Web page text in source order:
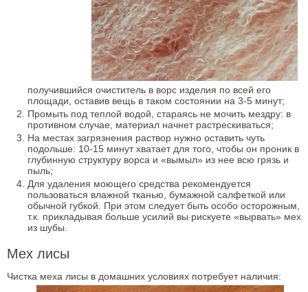
получившийся очиститель в ворс изделия по всей его
площади, оставив вещь в таком состоянии на 3-5 минут;
Промыть под теплой водой, стараясь не мочить мездру: в
противном случае, материал начнет растрескиваться;
На местах загрязнения раствор нужно оставить чуть
подольше: 10-15 минут хватает для того, чтобы он проник в
глубинную структуру ворса и «вымыл» из нее всю грязь и
пыль;
Для удаления моющего средства рекомендуется
пользоваться влажной тканью, бумажной салфеткой или
обычной губкой. При этом следует быть особо осторожным,
т.к. прикладывая больше усилий вы рискуете «вырвать» мех
из шубы.
Мех лисы
Чистка меха лисы в домашних условиях потребует наличия: